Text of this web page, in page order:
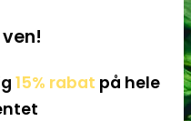
15% rabat på hele